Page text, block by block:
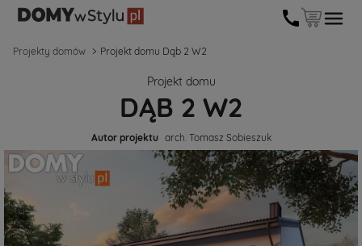
Projekty domów Projekt domu Dąb 2 W2
Projekt domu
DĄB 2 W2
Autor projektu arch. Tomasz Sobieszuk